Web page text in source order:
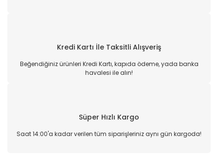
Kredi Kartı İle Taksitli Alışveriş
Beğendiğiniz ürünleri Kredi Kartı, kapıda ödeme, yada banka
havalesi ile alın!
Süper Hızlı Kargo
Saat 14:00'a kadar verilen tüm siparişleriniz aynı gün kargoda!